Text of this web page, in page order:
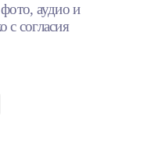
аудио и
с согласия